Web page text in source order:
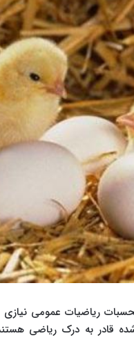
ریاضیات عمومی
به درک ریاضی هستند .